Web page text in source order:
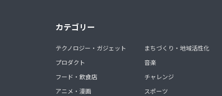
カテゴリー
テクノロジー・ガジェット
プロダクト
フード・飲食店
アニメ・漫画
まちづくり・地域活性化
音楽
チャレンジ
スポーツ